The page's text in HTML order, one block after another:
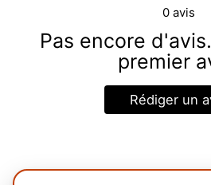
0 avis
Pas encore
premier
Rédiger un